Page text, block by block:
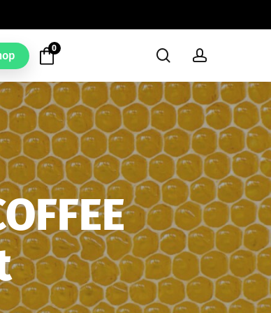
0 searchaccount